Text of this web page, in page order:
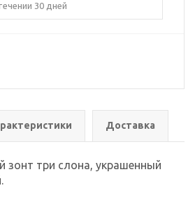
30 дней
Доставка
зонт три слона, украшенный